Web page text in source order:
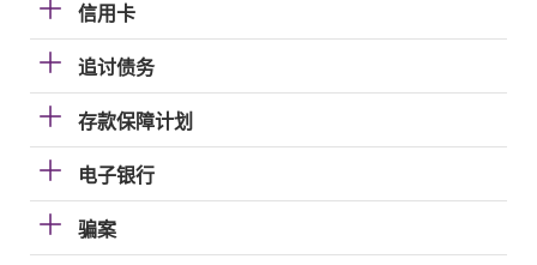
信用卡
追讨债务
存款保障计划
电子银行
骗案